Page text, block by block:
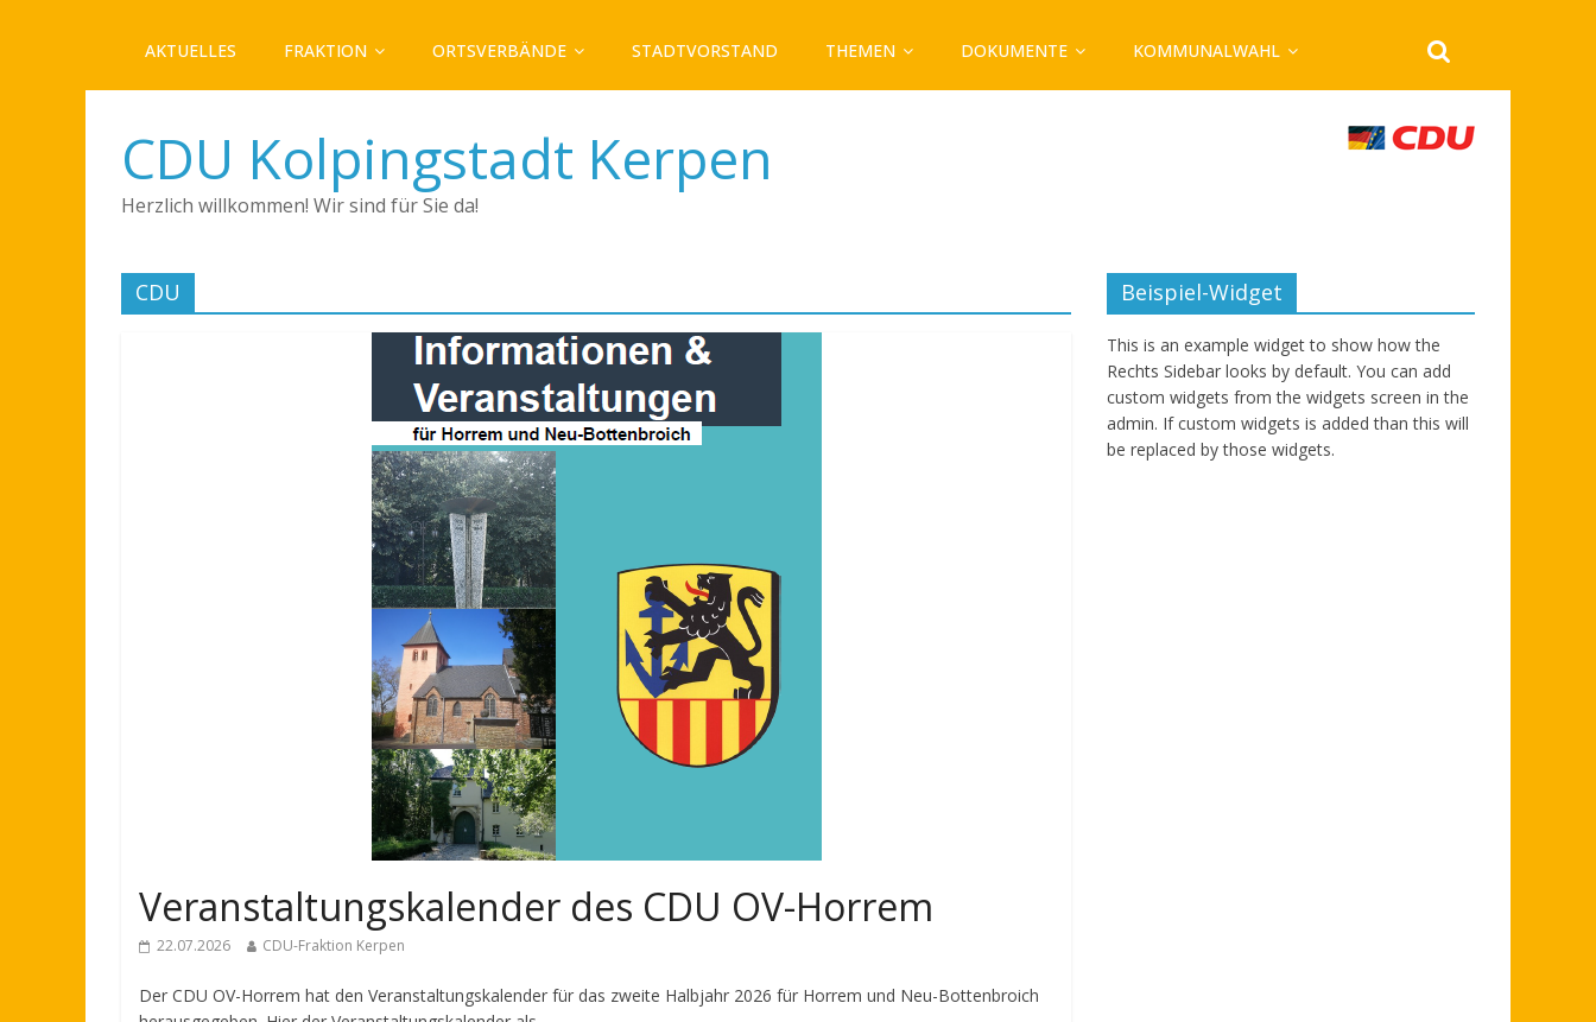
AKTUELLES FRAKTION ORTSVERBÄNDE STADTVORSTAND THEMEN DOKUMENTE KOMMUNALWAHL
CDU Kolpingstadt Kerpen
Herzlich willkommen! Wir sind für Sie da!
CDU
Veranstaltungskalender des CDU OV-Horrem
22.07.2026 CDU-Fraktion Kerpen
Der CDU OV-Horrem hat den Veranstaltungskalender für das zweite Halbjahr 2026 für Horrem und Neu-Bottenbroich
Beispiel-Widget
This is an example widget to show how the
Rechts Sidebar looks by default. You can add
custom widgets from the widgets screen in the
admin. If custom widgets is added than this will
be replaced by those widgets.